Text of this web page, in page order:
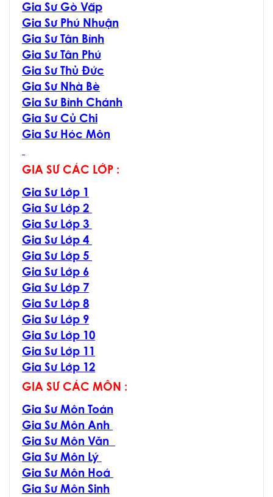
Gia Sư Gò Vấp
Gia Sư Phú Nhuận
Gia Sư Tân Bình
Gia Sư Tân Phú
Gia Sư Thủ Đức
Gia Sư Nhà Bè
Gia Sư Bình Chánh
Gia Sư Củ Chi
Gia Sư Hóc Môn
GIA SƯ CÁC LỚP :
Gia Sư Lớp 1
Gia Sư Lớp 2
Gia Sư Lớp 3
Gia Sư Lớp 4
Gia Sư Lớp 5
Gia Sư Lớp 6
Gia Sư Lớp 7
Gia Sư Lớp 8
Gia Sư Lớp 9
Gia Sư Lớp 10
Gia Sư Lớp 11
Gia Sư Lớp 12
GIA SƯ CÁC MÔN :
Gia Sư Môn Toán
Gia Sư Môn Anh
Gia Sư Môn Văn
Gia Sư Môn Lý
Gia Sư Môn Hoá
Gia Sư Môn Sinh